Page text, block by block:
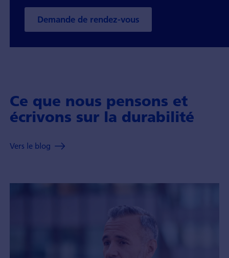
Demande de rendez-vous
Ce que nous pensons et
écrivons sur la durabilité
Vers le blog